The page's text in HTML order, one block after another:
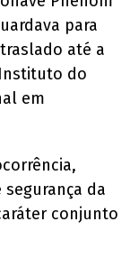
para
até a
do
em
da
conjunto